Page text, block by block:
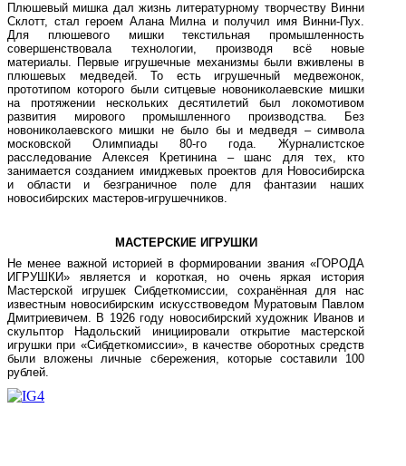
Плюшевый мишка дал жизнь литературному творчеству Винни
Склотт, стал героем Алана Милна и получил имя Винни-Пух.
Для плюшевого мишки текстильная промышленность
совершенствовала технологии, производя всё новые
материалы. Первые игрушечные механизмы были вживлены в
плюшевых медведей. То есть игрушечный медвежонок,
прототипом которого были ситцевые новониколаевские мишки
на протяжении нескольких десятилетий был локомотивом
развития мирового промышленного производства. Без
новониколаевского мишки не было бы и медведя – символа
московской Олимпиады 80-го года. Журналистское
расследование Алексея Кретинина – шанс для тех, кто
занимается созданием имиджевых проектов для Новосибирска
и области и безграничное поле для фантазии наших
новосибирских мастеров-игрушечников.
МАСТЕРСКИЕ ИГРУШКИ
Не менее важной историей в формировании звания «ГОРОДА
ИГРУШКИ» является и короткая, но очень яркая история
Мастерской игрушек Сибдеткомиссии, сохранённая для нас
известным новосибирским искусствоведом Муратовым Павлом
Дмитриевичем. В 1926 году новосибирский художник Иванов и
скульптор Надольский инициировали открытие мастерской
игрушки при «Сибдеткомиссии», в качестве оборотных средств
были вложены личные сбережения, которые составили 100
рублей.